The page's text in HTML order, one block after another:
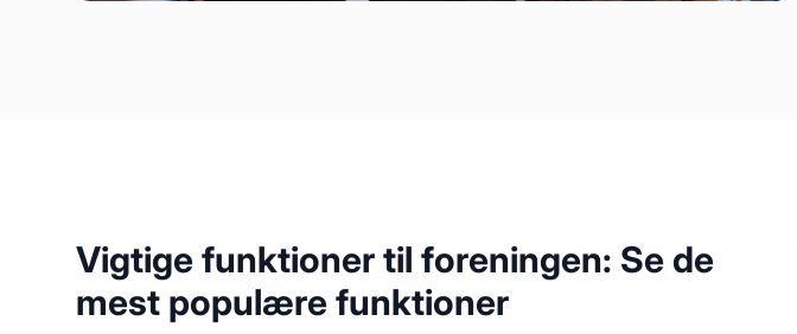
Vigtige funktioner til foreningen: Se de
mest populære funktioner